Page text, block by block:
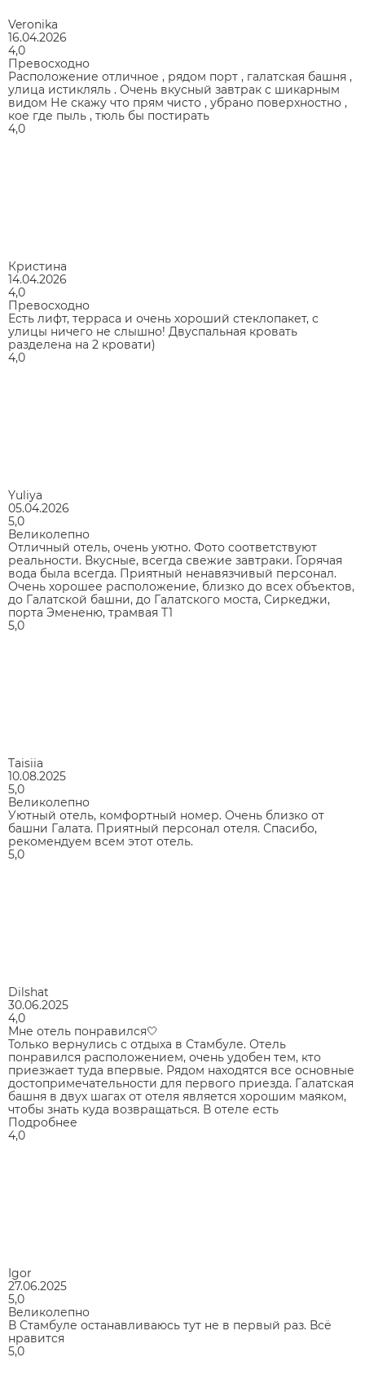
Veronika
16.04.2026
4,0
Превосходно
Расположение отличное , рядом порт , галатская башня ,
улица истикляль . Очень вкусный завтрак с шикарным
видом Не скажу что прям чисто , убрано поверхностно ,
кое где пыль , тюль бы постирать
4,0
Кристина
14.04.2026
4,0
Превосходно
Есть лифт, терраса и очень хороший стеклопакет, с
улицы ничего не слышно! Двуспальная кровать
разделена на 2 кровати)
4,0
Yuliya
05.04.2026
5,0
Великолепно
Отличный отель, очень уютно. Фото соответствуют
реальности. Вкусные, всегда свежие завтраки. Горячая
вода была всегда. Приятный ненавязчивый персонал.
Очень хорошее расположение, близко до всех объектов,
до Галатской башни, до Галатского моста, Сиркеджи,
порта Эмененю, трамвая Т1
5,0
Taisiia
10.08.2025
5,0
Великолепно
Уютный отель, комфортный номер. Очень близко от
башни Галата. Приятный персонал отеля. Спасибо,
рекомендуем всем этот отель.
5,0
Dilshat
30.06.2025
4,0
Мне отель понравился🤍
Только вернулись с отдыха в Стамбуле. Отель
понравился расположением, очень удобен тем, кто
приезжает туда впервые. Рядом находятся все основные
достопримечательности для первого приезда. Галатская
башня в двух шагах от отеля является хорошим маяком,
чтобы знать куда возвращаться. В отеле есть
Подробнее
4,0
Igor
27.06.2025
5,0
Великолепно
В Стамбуле останавливаюсь тут не в первый раз. Всё
нравится
5,0